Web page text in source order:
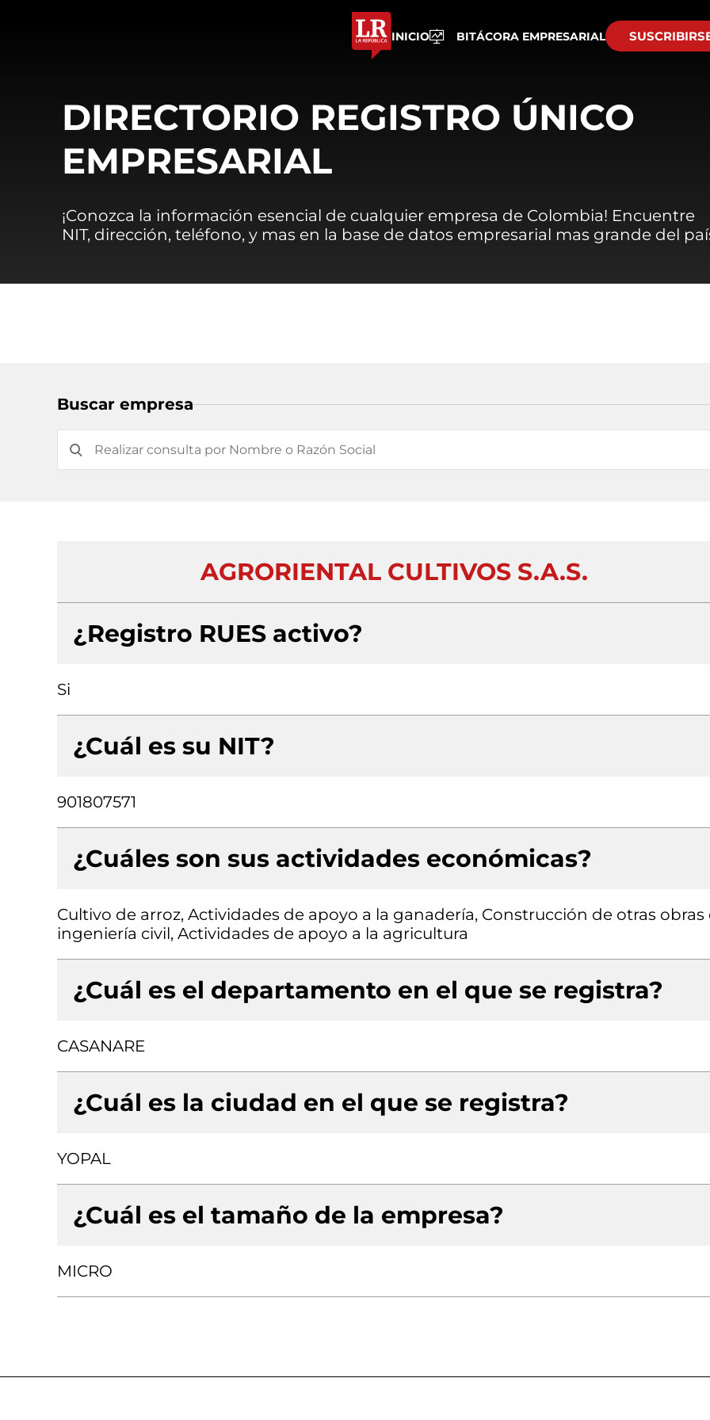
INICIO BITÁCORA EMPRESARIAL
DIRECTORIO REGISTRO ÚNICO
EMPRESARIAL
¡Conozca la información esencial de cualquier empresa de Colombia! Encuentre
NIT, dirección, teléfono, y mas en la base de datos empresarial mas grande del
Buscar empresa
AGRORIENTAL CULTIVOS S.A.S.
¿Registro RUES activo?
Si
¿Cuál es su NIT?
901807571
¿Cuáles son sus actividades económicas?
Cultivo de arroz, Actividades de apoyo a la ganadería, Construcción de otras obras
ingeniería civil, Actividades de apoyo a la agricultura
¿Cuál es el departamento en el que se registra?
CASANARE
¿Cuál es la ciudad en el que se registra?
YOPAL
¿Cuál es el tamaño de la empresa?
MICRO